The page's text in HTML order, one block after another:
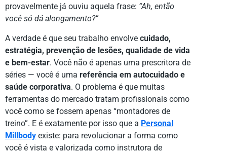
provavelmente já ouviu aquela frase: “Ah, então
você só dá alongamento?”
A verdade é que seu trabalho envolve cuidado,
estratégia, prevenção de lesões, qualidade de vida
e bem-estar. Você não é apenas uma prescritora de
séries — você é uma referência em autocuidado e
saúde corporativa. O problema é que muitas
ferramentas do mercado tratam profissionais como
você como se fossem apenas “montadores de
treino”. E é exatamente por isso que a Personal
Millbody existe: para revolucionar a forma como
você é vista e valorizada como instrutora de